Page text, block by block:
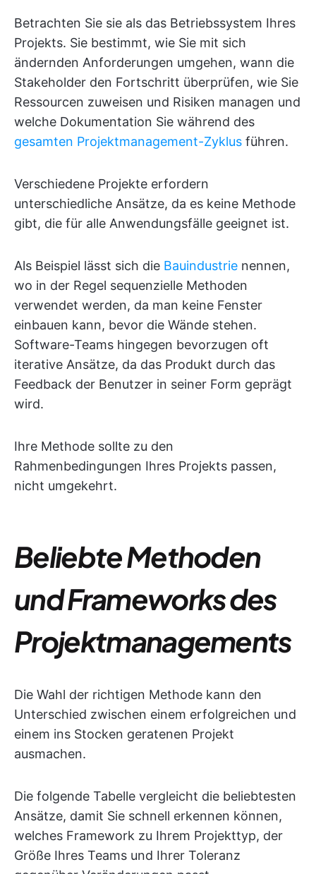
Betrachten Sie sie als das Betriebssystem Ihres
Projekts. Sie bestimmt, wie Sie mit sich
ändernden Anforderungen umgehen, wann die
Stakeholder den Fortschritt überprüfen, wie Sie
Ressourcen zuweisen und Risiken managen und
welche Dokumentation Sie während des
gesamten Projektmanagement-Zyklus führen.
Verschiedene Projekte erfordern
unterschiedliche Ansätze, da es keine Methode
gibt, die für alle Anwendungsfälle geeignet ist.
Als Beispiel lässt sich die Bauindustrie nennen,
wo in der Regel sequenzielle Methoden
verwendet werden, da man keine Fenster
einbauen kann, bevor die Wände stehen.
Software-Teams hingegen bevorzugen oft
iterative Ansätze, da das Produkt durch das
Feedback der Benutzer in seiner Form geprägt
wird.
Ihre Methode sollte zu den
Rahmenbedingungen Ihres Projekts passen,
nicht umgekehrt.
Beliebte Methoden
und Frameworks des
Projektmanagements
Die Wahl der richtigen Methode kann den
Unterschied zwischen einem erfolgreichen und
einem ins Stocken geratenen Projekt
ausmachen.
Die folgende Tabelle vergleicht die beliebtesten
Ansätze, damit Sie schnell erkennen können,
welches Framework zu Ihrem Projekttyp, der
Größe Ihres Teams und Ihrer Toleranz